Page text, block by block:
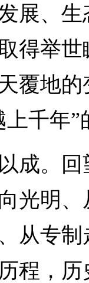
展、
得举
覆地的
千年”
。回
光明
从专制
程，历